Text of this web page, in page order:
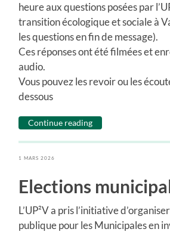
heure aux questions posées par
transition écologique et sociale à
les questions en fin de message).
Ces réponses ont été filmées et
audio.
Vous pouvez les revoir ou les
dessous
Continue reading
1 MARS 2026
Elections
L’UP²V a pris l’initiative
publique pour les Municipales en